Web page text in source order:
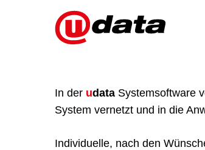
In der udata Systemsoftware
System vernetzt und in die
Individuelle, nach den